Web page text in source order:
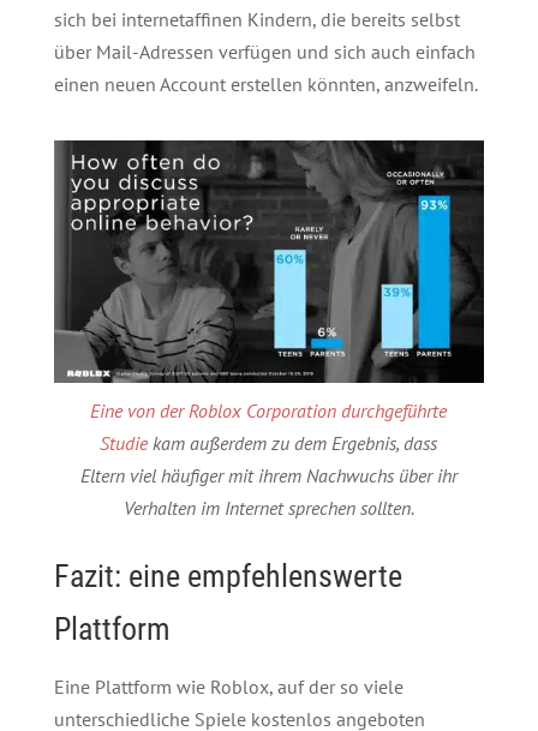
sich bei internetaffinen Kindern, die bereits selbst
über Mail-Adressen verfügen und sich auch einfach
einen neuen Account erstellen könnten, anzweifeln.
Eine von der Roblox Corporation durchgeführte
Studiekam außerdem zu dem Ergebnis, dass
Eltern viel häufiger mit ihrem Nachwuchs über ihr
Verhalten im Internet sprechen sollten.
Fazit: eine empfehlenswerte
Plattform
Eine Plattform wie Roblox, auf der so viele
unterschiedliche Spiele kostenlos angeboten